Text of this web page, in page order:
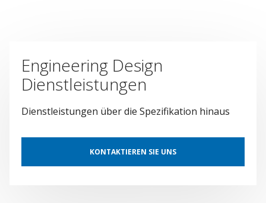
Engineering Design
Dienstleistungen
Dienstleistungen über die Spezifikation hinaus
KONTAKTIEREN SIE UNS